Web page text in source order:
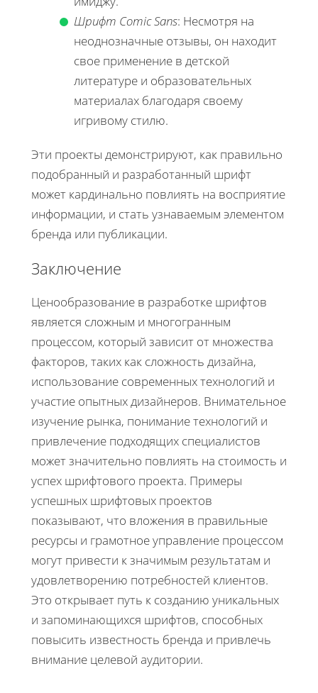
Шрифт Comic Sans: Несмотря на
неоднозначные отзывы, он находит
свое применение в детской
литературе и образовательных
материалах благодаря своему
игривому стилю.
Эти проекты демонстрируют, как правильно
подобранный и разработанный шрифт
может кардинально повлиять на восприятие
информации, и стать узнаваемым элементом
бренда или публикации.
Заключение
Ценообразование в разработке шрифтов
является сложным и многогранным
процессом, который зависит от множества
факторов, таких как сложность дизайна,
использование современных технологий и
участие опытных дизайнеров. Внимательное
изучение рынка, понимание технологий и
привлечение подходящих специалистов
может значительно повлиять на стоимость и
успех шрифтового проекта. Примеры
успешных шрифтовых проектов
показывают, что вложения в правильные
ресурсы и грамотное управление процессом
могут привести к значимым результатам и
удовлетворению потребностей клиентов.
Это открывает путь к созданию уникальных
и запоминающихся шрифтов, способных
повысить известность бренда и привлечь
внимание целевой аудитории.